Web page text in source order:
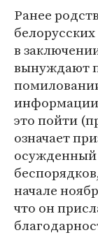
Ранее
в
вынуждают
информации
это пойти
означает
начале
что он